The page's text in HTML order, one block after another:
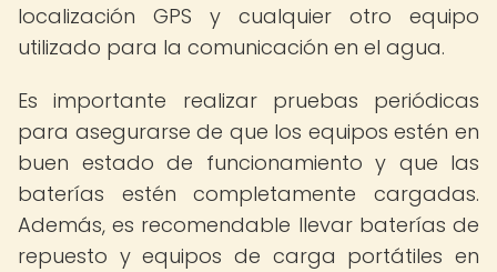
localización GPS y cualquier otro equipo
utilizado para la comunicación en el agua.
Es importante realizar pruebas periódicas
para asegurarse de que los equipos estén en
buen estado de funcionamiento y que las
baterías estén completamente cargadas.
Además, es recomendable llevar baterías de
repuesto y equipos de carga portátiles en